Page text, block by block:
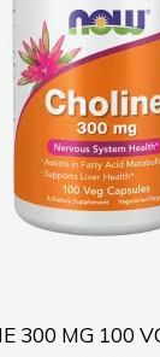
300 MG 100